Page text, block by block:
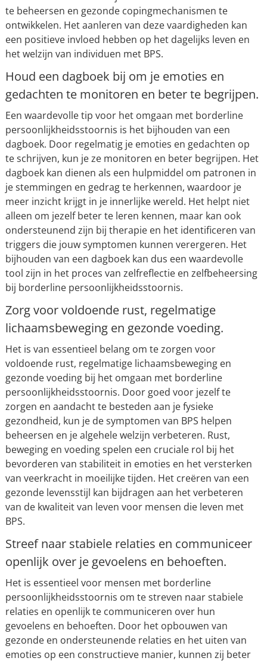
te beheersen en gezonde copingmechanismen te
ontwikkelen. Het aanleren van deze vaardigheden kan
een positieve invloed hebben op het dagelijks leven en
het welzijn van individuen met BPS.
Houd een dagboek bij om je emoties en
gedachten te monitoren en beter te begrijpen.
Een waardevolle tip voor het omgaan met borderline
persoonlijkheidsstoornis is het bijhouden van een
dagboek. Door regelmatig je emoties en gedachten op
te schrijven, kun je ze monitoren en beter begrijpen. Het
dagboek kan dienen als een hulpmiddel om patronen in
je stemmingen en gedrag te herkennen, waardoor je
meer inzicht krijgt in je innerlijke wereld. Het helpt niet
alleen om jezelf beter te leren kennen, maar kan ook
ondersteunend zijn bij therapie en het identificeren van
triggers die jouw symptomen kunnen verergeren. Het
bijhouden van een dagboek kan dus een waardevolle
tool zijn in het proces van zelfreflectie en zelfbeheersing
bij borderline persoonlijkheidsstoornis.
Zorg voor voldoende rust, regelmatige
lichaamsbeweging en gezonde voeding.
Het is van essentieel belang om te zorgen voor
voldoende rust, regelmatige lichaamsbeweging en
gezonde voeding bij het omgaan met borderline
persoonlijkheidsstoornis. Door goed voor jezelf te
zorgen en aandacht te besteden aan je fysieke
gezondheid, kun je de symptomen van BPS helpen
beheersen en je algehele welzijn verbeteren. Rust,
beweging en voeding spelen een cruciale rol bij het
bevorderen van stabiliteit in emoties en het versterken
van veerkracht in moeilijke tijden. Het creëren van een
gezonde levensstijl kan bijdragen aan het verbeteren
van de kwaliteit van leven voor mensen die leven met
BPS.
Streef naar stabiele relaties en communiceer
openlijk over je gevoelens en behoeften.
Het is essentieel voor mensen met borderline
persoonlijkheidsstoornis om te streven naar stabiele
relaties en openlijk te communiceren over hun
gevoelens en behoeften. Door het opbouwen van
gezonde en ondersteunende relaties en het uiten van
emoties op een constructieve manier, kunnen zij beter